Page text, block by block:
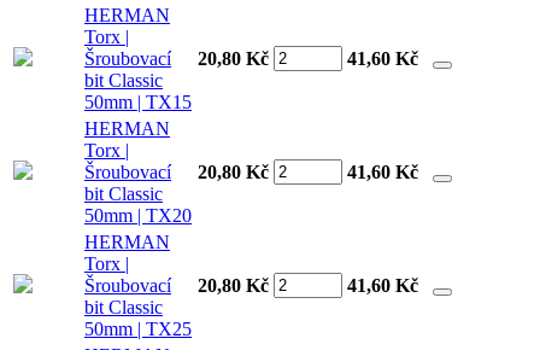
HERMAN
Torx |
Šroubovací
bit Classic
50mm | TX15
20,80 Kč 41,60 Kč
HERMAN
Torx |
Šroubovací
bit Classic
50mm | TX20
20,80 Kč 41,60 Kč
HERMAN
Torx |
Šroubovací
bit Classic
50mm | TX25
20,80 Kč 41,60 Kč